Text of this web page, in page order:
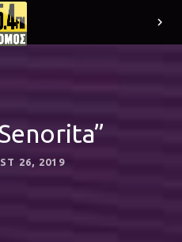
chevron_right
26, 2019